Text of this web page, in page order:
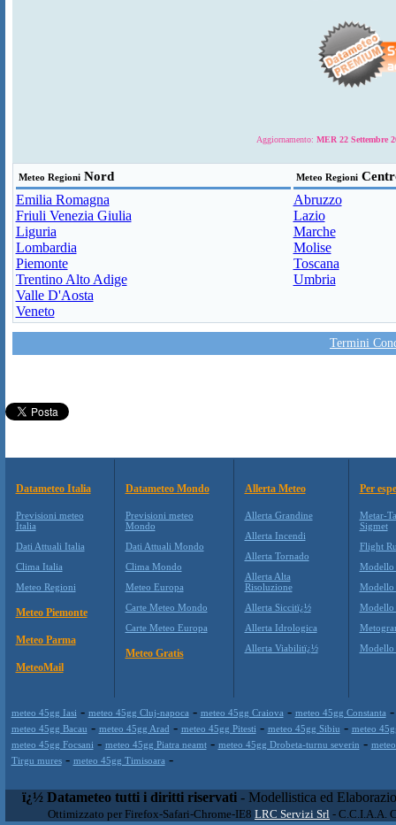
Aggiornamento: MER 22 Settembre
Meteo RegioniNord Meteo Regioni
Emilia Romagna
Friuli Venezia Giulia
Liguria
Lombardia
Piemonte
Trentino Alto Adige
Valle D'Aosta
Veneto
Abruzzo
Lazio
Marche
Molise
Toscana
Umbria
Termini
Datameteo Italia
Previsioni meteo
Italia
Dati Attuali Italia
Clima Italia
Meteo Regioni
Meteo Piemonte
Meteo Parma
MeteoMail
Datameteo Mondo
Previsioni meteo
Mondo
Dati Attuali Mondo
Clima Mondo
Meteo Europa
Carte Meteo Mondo
Carte Meteo Europa
Meteo Gratis
Allerta Meteo
Allerta Grandine
Allerta Incendi
Allerta Tornado
Allerta Alta
Risoluzione
Allerta Siccitï¿½
Allerta Idrologica
Allerta Viabilitï¿½
Per
Metar-
Sigmet
Flight
Modello
Modello
Modello
Modello
meteo 45gg Iasi - meteo 45gg Cluj-napoca - meteo 45gg Craiova - meteo 45gg Constanta
meteo 45gg Bacau - meteo 45gg Arad - meteo 45gg Pitesti - meteo 45gg Sibiu - meteo
meteo 45gg Focsani - meteo 45gg Piatra neamt- meteo 45gg Drobeta-turnu severin -
Tirgu mures- meteo 45gg Timisoara -
ï¿½ Datameteo tutti i diritti riservati - Modellistica ed
Ottimizzato per Firefox-Safari-Chrome-IE8 LRC Servizi Srl - C.C.I.A.A.